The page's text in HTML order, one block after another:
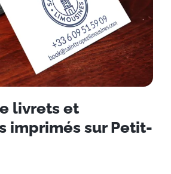
livrets et
imprimés sur Petit-